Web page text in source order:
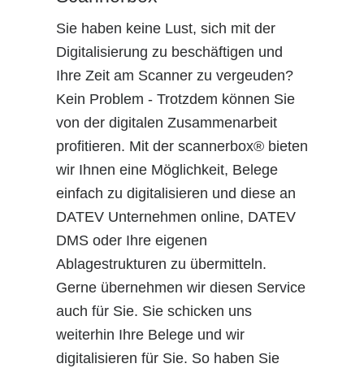
Sie haben keine Lust, sich mit der
Digitalisierung zu beschäftigen und
Ihre Zeit am Scanner zu vergeuden?
Kein Problem - Trotzdem können Sie
von der digitalen Zusammenarbeit
profitieren. Mit der scannerbox® bieten
wir Ihnen eine Möglichkeit, Belege
einfach zu digitalisieren und diese an
DATEV Unternehmen online, DATEV
DMS oder Ihre eigenen
Ablagestrukturen zu übermitteln.
Gerne übernehmen wir diesen Service
auch für Sie. Sie schicken uns
weiterhin Ihre Belege und wir
digitalisieren für Sie. So haben Sie